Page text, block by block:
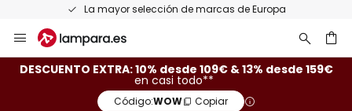
Devoluciones gratis en un plazo de 50 días
al
contenido
DESCUENTO EXTRA: 10% desde 109€ & 13% desde 159€
en casi todo**
Código:WOW Copiar